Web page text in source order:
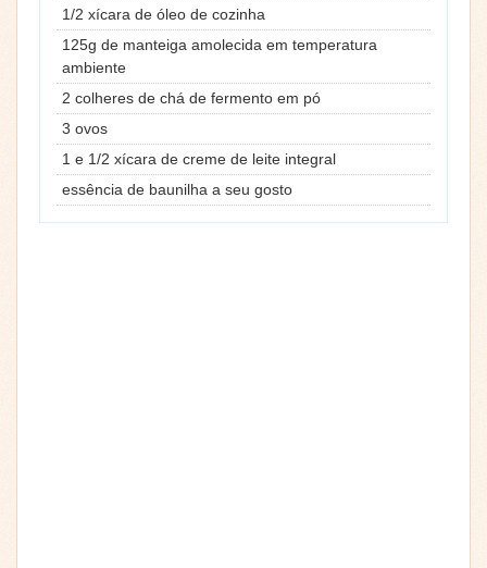
1/2 xícara de óleo de cozinha
125g de manteiga amolecida em temperatura
ambiente
2 colheres de chá de fermento em pó
3 ovos
1 e 1/2 xícara de creme de leite integral
essência de baunilha a seu gosto